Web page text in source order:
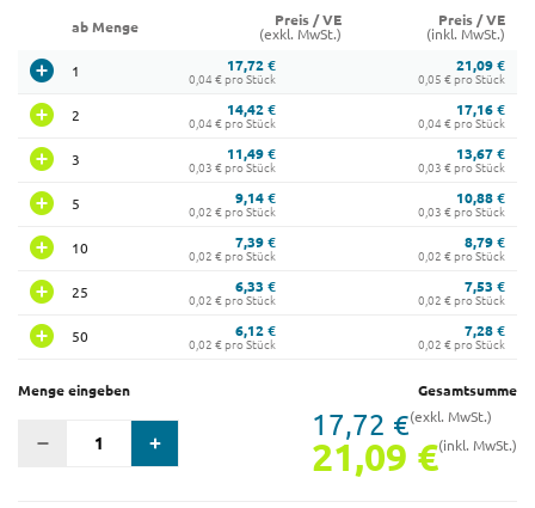
ab Menge
Preis / VE
(exkl. MwSt.)
Preis / VE
(inkl. MwSt.)
1 17,72 €
0,04 € pro Stück
21,09 €
0,05 € pro Stück
2 14,42 €
0,04 € pro Stück
17,16 €
0,04 € pro Stück
3 11,49 €
0,03 € pro Stück
13,67 €
0,03 € pro Stück
5 9,14 €
0,02 € pro Stück
10,88 €
0,03 € pro Stück
10 7,39 €
0,02 € pro Stück
8,79 €
0,02 € pro Stück
25 6,33 €
0,02 € pro Stück
7,53 €
0,02 € pro Stück
50 6,12 €
0,02 € pro Stück
7,28 €
0,02 € pro Stück
Menge eingeben Gesamtsumme
17,72 €(exkl. MwSt.)
21,09 €(inkl. MwSt.)